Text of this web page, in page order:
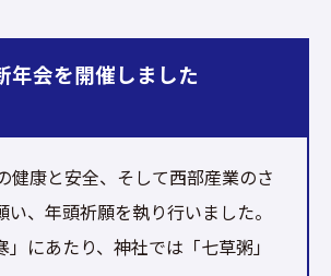
年会を開催しました
健康と安全、そして西部産業のさ
い、年頭祈願を執り行いました。
」にあたり、神社では「七草粥」